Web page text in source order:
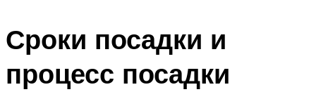
Сроки посадки и
процесс посадки